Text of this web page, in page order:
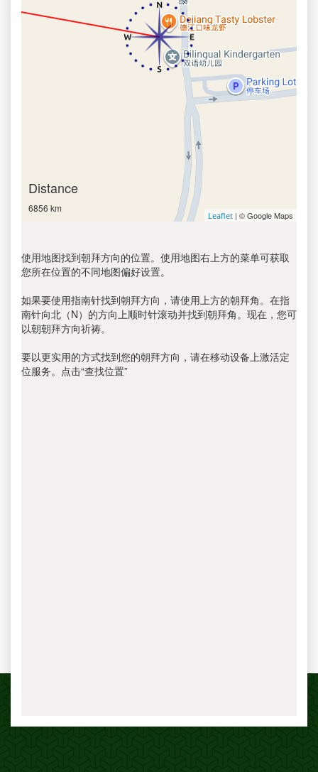
Distance
6856 km
Leaflet | © Google Maps
使用地图找到朝拜方向的位置。使用地图右上方的菜单可获取
您所在位置的不同地图偏好设置。
如果要使用指南针找到朝拜方向，请使用上方的朝拜角。在指
南针向北（N）的方向上顺时针滚动并找到朝拜角。现在，您可
以朝朝拜方向祈祷。
要以更实用的方式找到您的朝拜方向，请在移动设备上激活定
位服务。点击“查找位置”